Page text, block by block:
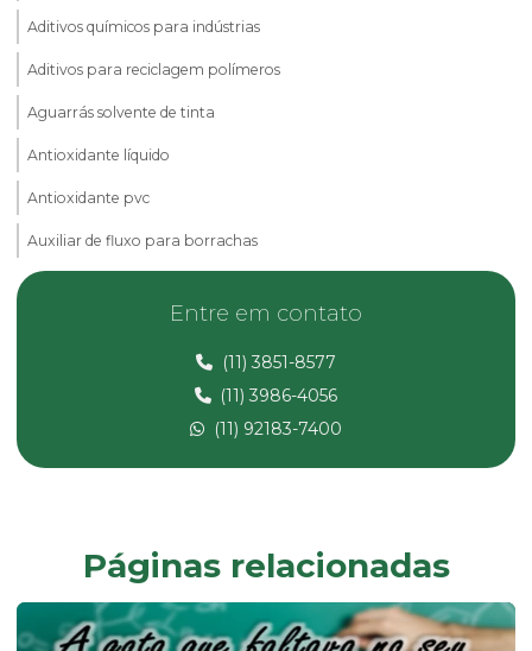
Aditivos químicos para indústrias
Aditivos para reciclagem polímeros
Aguarrás solvente de tinta
Antioxidante líquido
Antioxidante pvc
Auxiliar de fluxo para borrachas
Calcita em pó
Carbonato de cálcio micronizado
Carbonato de magnésio
Composto de pvc rígido
Desmoldante líquido
Entre em contato
(11) 3851-8577
(11) 3986-4056
(11) 92183-7400
Páginas relacionadas